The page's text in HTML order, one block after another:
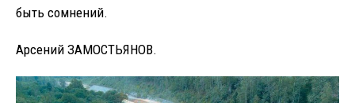
быть сомнений.
Арсений ЗАМОСТЬЯНОВ.